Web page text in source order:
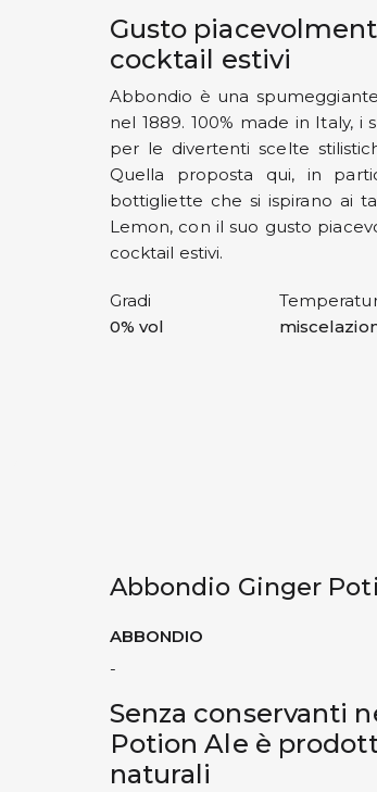
Gusto
cocktail estivi
Abbondio è una
nel 1889. 100% made in Italy,
per le divertenti scelte
Quella proposta qui, in
bottigliette che si ispirano ai
Lemon, con il suo gusto
cocktail estivi.
Gradi
0% vol
Abbondio Ginger
ABBONDIO
-
Senza conservanti
Potion Ale è
naturali